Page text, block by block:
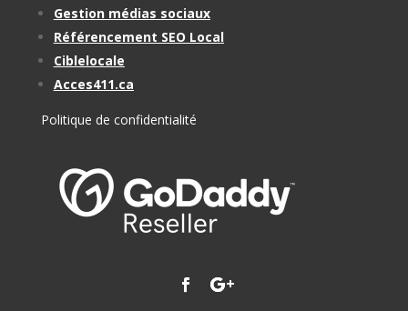
Gestion médias sociaux
Référencement SEO Local
Ciblelocale
Acces411.ca
Politique de confidentialité